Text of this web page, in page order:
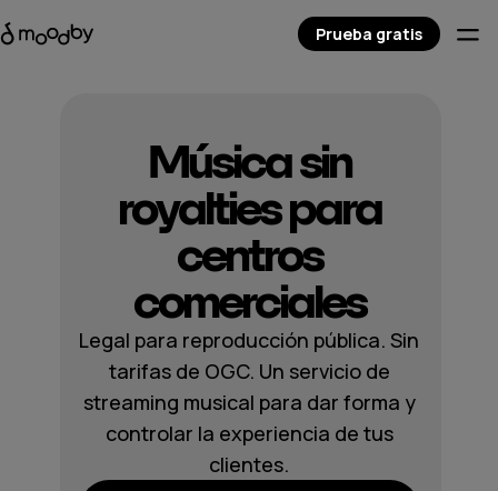
Música sin
royalties para
centros
comerciales
Legal para reproducción pública. Sin
tarifas de OGC. Un servicio de
streaming musical para dar forma y
controlar la experiencia de tus
clientes.
Prueba gratis